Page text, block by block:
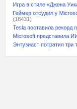
Игра в стиле «Джона
Геймер отсудил у
(18431)
Tesla поставила рекорд
Microsoft представила
Энтузиаст потратил три